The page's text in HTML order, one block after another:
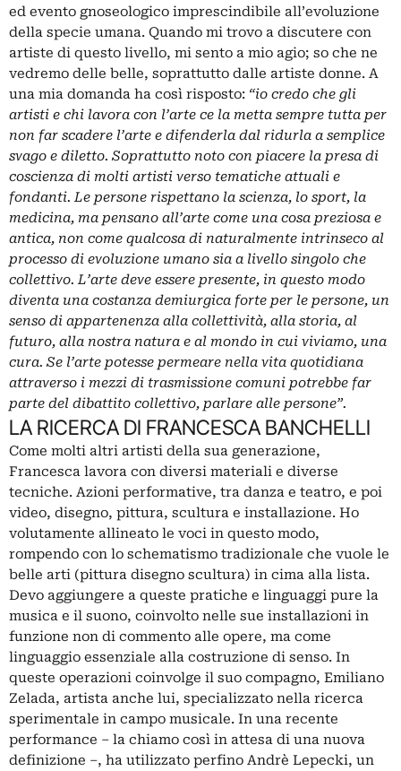
ed evento gnoseologico imprescindibile all’evoluzione
della specie umana. Quando mi trovo a discutere con
artiste di questo livello, mi sento a mio agio; so che ne
vedremo delle belle, soprattutto dalle artiste donne. A
una mia domanda ha così risposto: “io credo che gli
artisti e chi lavora con l’arte ce la metta sempre tutta per
non far scadere l’arte e difenderla dal ridurla a semplice
svago e diletto. Soprattutto noto con piacere la presa di
coscienza di molti artisti verso tematiche attuali e
fondanti. Le persone rispettano la scienza, lo sport, la
medicina, ma pensano all’arte come una cosa preziosa e
antica, non come qualcosa di naturalmente intrinseco al
processo di evoluzione umano sia a livello singolo che
collettivo. L’arte deve essere presente, in questo modo
diventa una costanza demiurgica forte per le persone, un
senso di appartenenza alla collettività, alla storia, al
futuro, alla nostra natura e al mondo in cui viviamo, una
cura. Se l’arte potesse permeare nella vita quotidiana
attraverso i mezzi di trasmissione comuni potrebbe far
parte del dibattito collettivo, parlare alle persone”.
LA RICERCA DI FRANCESCA BANCHELLI
Come molti altri artisti della sua generazione,
Francesca lavora con diversi materiali e diverse
tecniche. Azioni performative, tra danza e teatro, e poi
video, disegno, pittura, scultura e installazione. Ho
volutamente allineato le voci in questo modo,
rompendo con lo schematismo tradizionale che vuole le
belle arti (pittura disegno scultura) in cima alla lista.
Devo aggiungere a queste pratiche e linguaggi pure la
musica e il suono, coinvolto nelle sue installazioni in
funzione non di commento alle opere, ma come
linguaggio essenziale alla costruzione di senso. In
queste operazioni coinvolge il suo compagno, Emiliano
Zelada, artista anche lui, specializzato nella ricerca
sperimentale in campo musicale. In una recente
performance – la chiamo così in attesa di una nuova
definizione –, ha utilizzato perfino Andrè Lepecki, un